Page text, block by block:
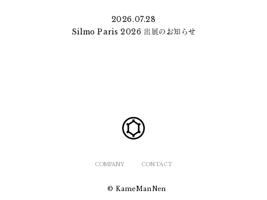
2026.07.28
Silmo Paris 2026 出展のお知らせ
COMPANY CONTACT
© KameManNen